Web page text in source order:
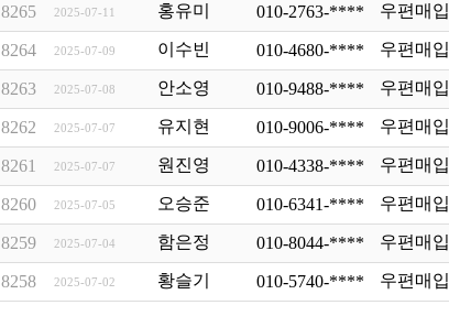
8265 2025-07-11 홍유미 010-2763-**** 우편매입
8264 2025-07-09 이수빈 010-4680-**** 우편매입
8263 2025-07-08 안소영 010-9488-**** 우편매입
8262 2025-07-07 유지현 010-9006-**** 우편매입
8261 2025-07-07 원진영 010-4338-**** 우편매입
8260 2025-07-05 오승준 010-6341-**** 우편매입
8259 2025-07-04 함은정 010-8044-**** 우편매입
8258 2025-07-02 황슬기 010-5740-**** 우편매입